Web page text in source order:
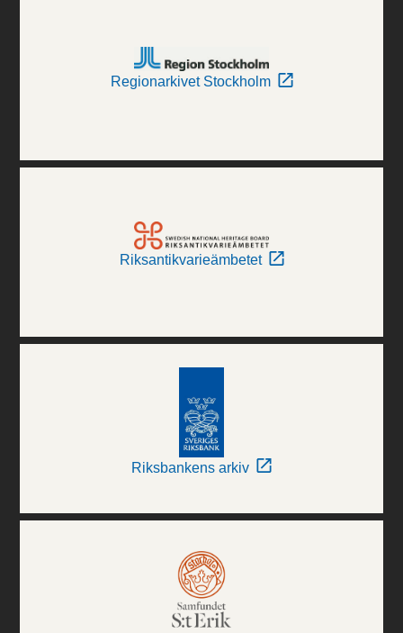
Regionarkivet Stockholm
Riksantikvarieämbetet
Riksbankens arkiv